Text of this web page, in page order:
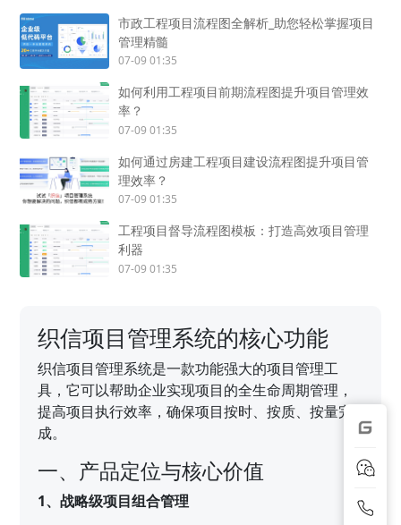
市政工程项目流程图全解析_助您轻松掌握项目
管理精髓
07-09 01:35
如何利用工程项目前期流程图提升项目管理效
率？
07-09 01:35
如何通过房建工程项目建设流程图提升项目管
理效率？
07-09 01:35
工程项目督导流程图模板：打造高效项目管理
利器
07-09 01:35
织信项目管理系统的核心功能
织信项目管理系统是一款功能强大的项目管理工
具，它可以帮助企业实现项目的全生命周期管理，
提高项目执行效率，确保项目按时、按质、按量完
成。
一、产品定位与核心价值
1、战略级项目组合管理